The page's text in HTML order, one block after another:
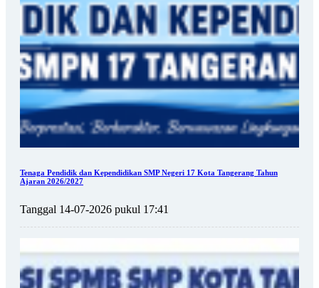
Tenaga Pendidik dan Kependidikan SMP Negeri 17 Kota Tangerang Tahun
Ajaran 2026/2027
Tanggal 14-07-2026 pukul 17:41